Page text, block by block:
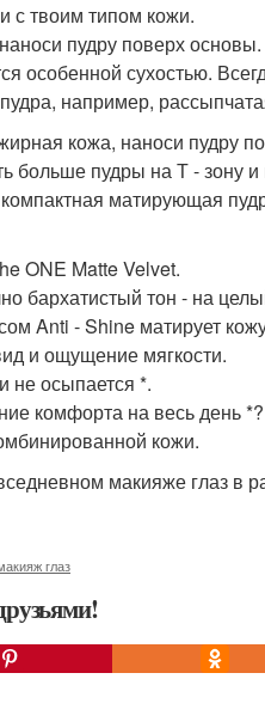
с твоим типом кожи.
пудру поверх
особенной сухостью.
например,
кожа, наноси пудру
больше пудры на Т - зону
матирующая
ONE Matte Velvet.
бархатистый тон - на
Anti - Shine матирует
и ощущение мягкости.
не осыпается *.
комфорта на весь день
кожи.
макияже глаз в
глаз